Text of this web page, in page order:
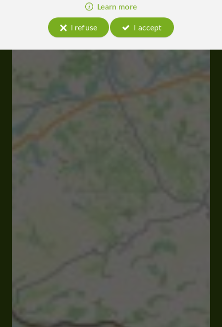
Learn more
I refuse
I accept